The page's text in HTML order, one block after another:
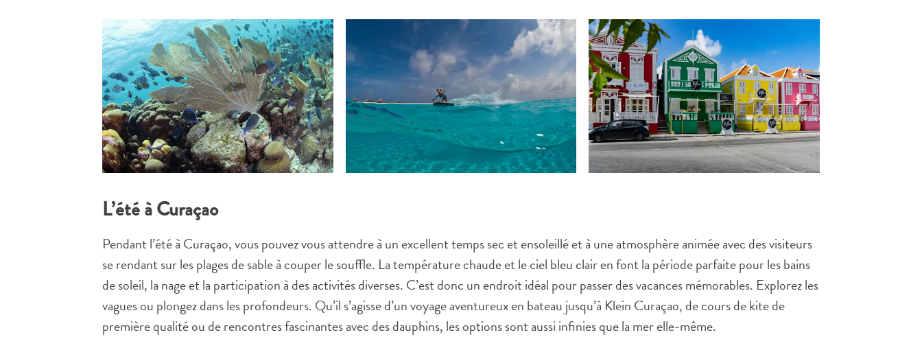
L’été à Curaçao
Pendant l’été à Curaçao, vous pouvez vous attendre à un excellent temps sec et ensoleillé et à une atmosphère animée avec des visiteurs
se rendant sur les plages de sable à couper le souffle. La température chaude et le ciel bleu clair en font la période parfaite pour les bains
de soleil, la nage et la participation à des activités diverses. C’est donc un endroit idéal pour passer des vacances mémorables. Explorez les
vagues ou plongez dans les profondeurs. Qu’il s’agisse d’un voyage aventureux en bateau jusqu’à Klein Curaçao, de cours de kite de
première qualité ou de rencontres fascinantes avec des dauphins, les options sont aussi infinies que la mer elle-même.